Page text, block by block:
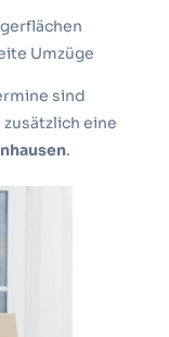
Umzüge
sind
eine
.